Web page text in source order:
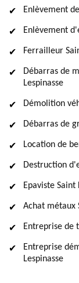
Enlèvement
Enlèvement
Ferrailleur
Débarras de
Lespinasse
Démolition
Débarras de
Location de
Destruction
Epaviste Saint
Achat métaux
Entreprise de
Entreprise
Lespinasse